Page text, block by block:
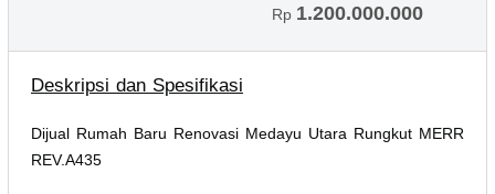
Rp 1.200.000.000
Deskripsi dan Spesifikasi
Dijual Rumah Baru Renovasi Medayu Utara Rungkut MERR
REV.A435